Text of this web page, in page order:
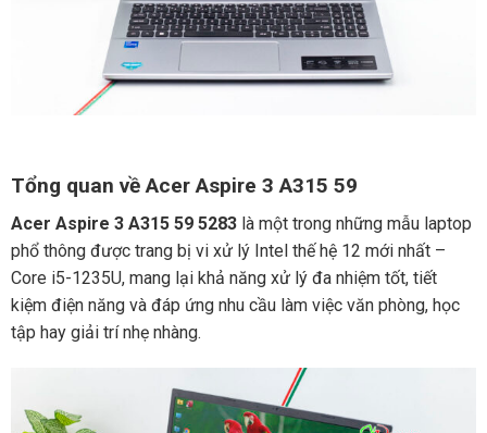
Tổng quan về Acer Aspire 3 A315 59
Acer Aspire 3 A315 59 5283là một trong những mẫu laptop
phổ thông được trang bị vi xử lý Intel thế hệ 12 mới nhất –
Core i5-1235U, mang lại khả năng xử lý đa nhiệm tốt, tiết
kiệm điện năng và đáp ứng nhu cầu làm việc văn phòng, học
tập hay giải trí nhẹ nhàng.